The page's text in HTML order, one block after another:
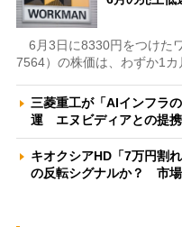
6月3日に8330円をつけた
7564）の株価は、わずか1
三菱重工が「AIインフラ
運 エヌビディアとの提
キオクシアHD「7万円割
の反転シグナルか？ 市